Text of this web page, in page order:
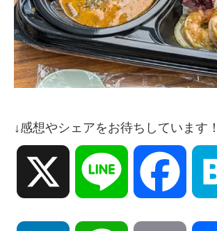
↓感想やシェアをお待ちしています！
Line